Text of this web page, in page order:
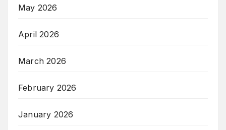
May 2026
April 2026
March 2026
February 2026
January 2026